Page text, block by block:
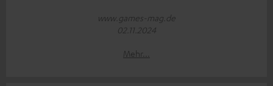
www.games-mag.de
02.11.2024
Mehr...